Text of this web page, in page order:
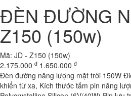
SSD128G - 12.5'
8.100.000 đ
7,600,000 đ
Laptop Dell Latitude E7480 - Intel Core
14'
9.700.000 đ8,100,000 đ
Laptop Dell Latitude E7480 - Intel Core
SSD120g-14'
ĐÈN ĐƯỜNG
Z150 (150w)
Mã: JD - Z150 (150w)
2.175.000 đ 1.650.000 đ
Đèn đường năng lượng mặt trời 150W
khiển từ xa, Kích thước tấm pin năng